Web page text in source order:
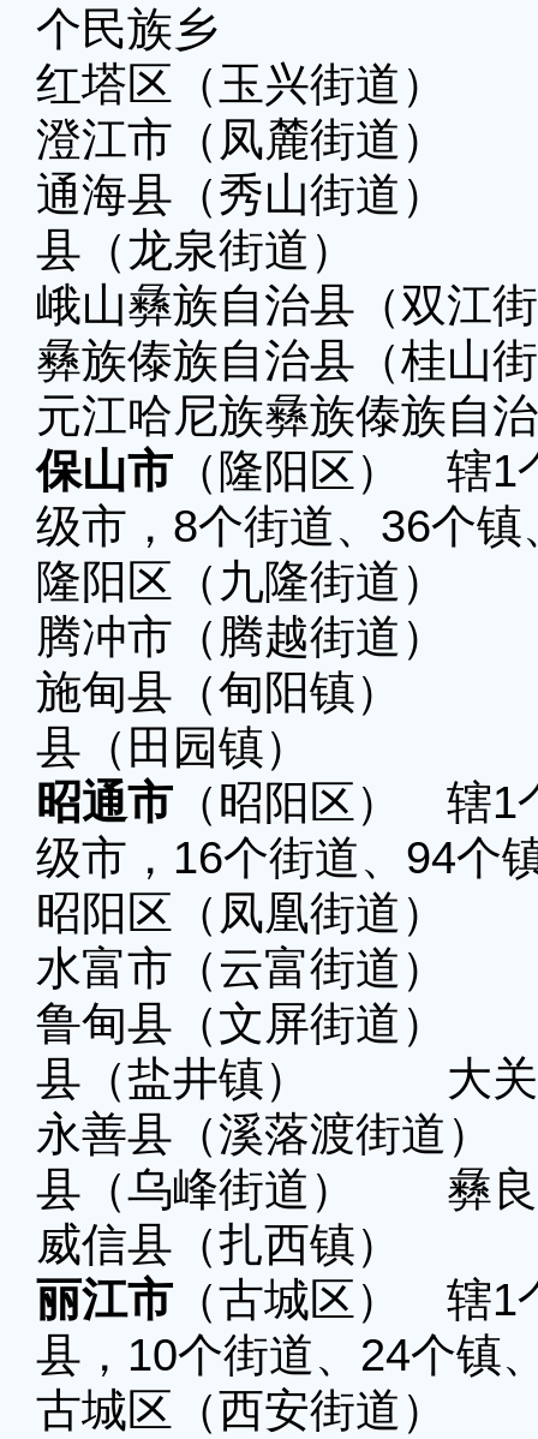
个民族乡
红塔区（玉兴街道）
澄江市（凤麓街道）
通海县（秀山街道）
县（龙泉街道）
峨山彝族自治
彝族傣族自治县（桂山
元江哈尼族彝族傣族自
保山市 （隆阳区） 辖1
级市，8个街道、36个
隆阳区（九隆街道）
腾冲市（腾越街道）
施甸县（甸阳镇）
县（田园镇）
昭通市 （昭阳区） 辖1
级市，16个街道、94个
昭阳区（凤凰街道）
水富市（云富街道）
鲁甸县（文屏街道）
县（盐井镇） 大关
永善县（溪落渡街道
县（乌峰街道） 彝良
威信县（扎西镇）
丽江市 （古城区） 辖1
县，10个街道、24个镇
古城区（西安街道）